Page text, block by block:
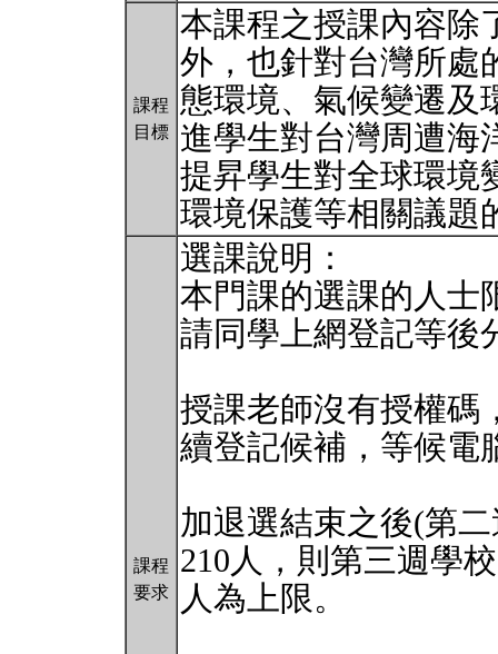
課程
目標
本課程之授課內容除
外，也針對台灣所處
態環境、氣候變遷及
進學生對台灣周遭海
提昇學生對全球環境
環境保護等相關議
課程
要求
選課說明：
本門課的選課的人士
請同學上網登記等後
授課老師沒有授權碼
續登記候補，等候電
加退選結束之後(第
210人，則第三週學
人為上限。